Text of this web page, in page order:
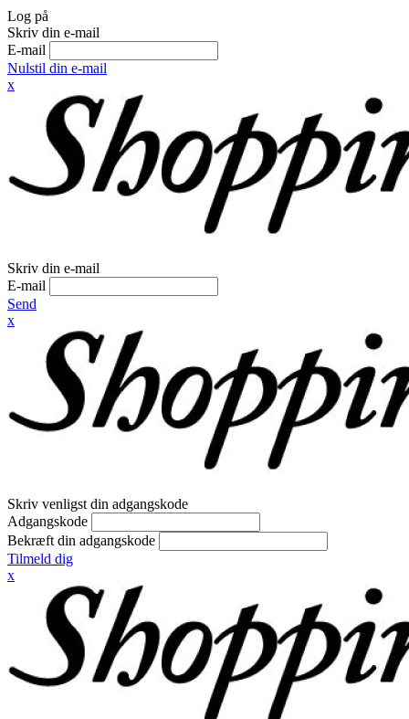
Log på
Skriv din e-mail
E-mail
Nulstil din e-mail
x
Skriv din e-mail
E-mail
Send
x
Skriv venligst din adgangskode
Adgangskode
Bekræft din adgangskode
Tilmeld dig
x